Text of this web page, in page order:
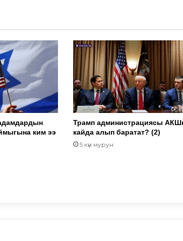
ким ээ
Трамп администрациясы
кайда алып баратат? (2)
5 күн мурун